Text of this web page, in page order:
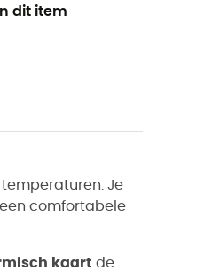
dit item
Je
comfortabele
kaart de